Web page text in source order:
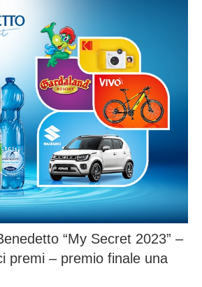
“My Secret 2023” –
premi – premio finale una